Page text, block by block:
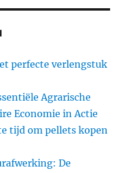
perfecte verlengstuk
Agrarische
Economie in Actie
tijd om pellets kopen
De